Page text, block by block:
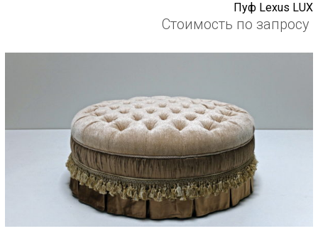
Пуф Lexus LUX
Стоимость по запросу